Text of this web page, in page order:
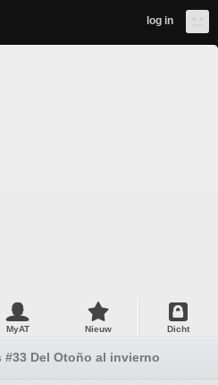
log in
MyAT Nieuw Dicht
Del Otoño al invierno